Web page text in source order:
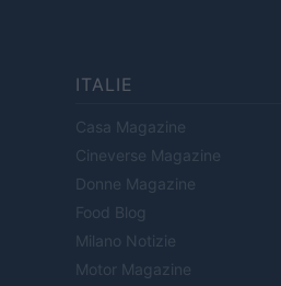
ITALIE
Casa Magazine
Cineverse Magazine
Donne Magazine
Food Blog
Milano Notizie
Motor Magazine